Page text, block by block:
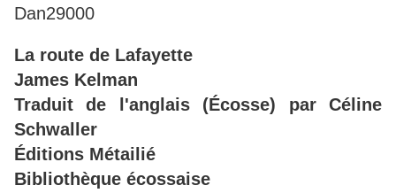
Dan29000
La route de Lafayette
James Kelman
Traduit de l'anglais (Écosse) par Céline
Schwaller
Éditions Métailié
Bibliothèque écossaise